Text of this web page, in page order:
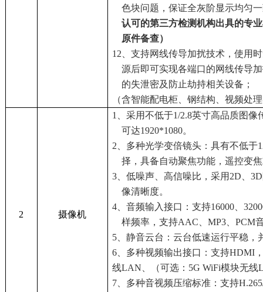
色块问题，保证全灰阶显示均匀
认可的第三方检测机构出具的专
原件备查）
1 2 、支持网线传导加扰技术，使用
源后即可实现各端口的网线传导
的失泄密及防止劫持相关设备；
（含智能配电柜、钢结构、视频处
2 摄像机
1、采用不低于1/2.8英寸高品质图像
可达1920*1080。
2、多种光学变倍镜头：具有不低于
择，具备自动聚焦功能，遥控变
3、低噪声、高信噪比，采用2D、
像清晰度。
4、音频输入接口：支持16000、
样频率，支持AAC、MP3、PCM
5、静音云台：云台低速运行平稳，
6、多种视频输出接口：支持HDMI
线LAN、（可选：5G WiFi模块无线
7、多种音视频压缩标准：支持